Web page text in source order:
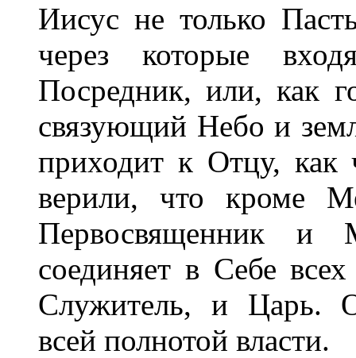
Иисус не только
через которые
Посредник, или, как
связующий Небо и
приходит к Отцу,
верили, что кроме
Первосвященник и
соединяет в Себе
Служитель, и Царь.
всей полнотой власти.